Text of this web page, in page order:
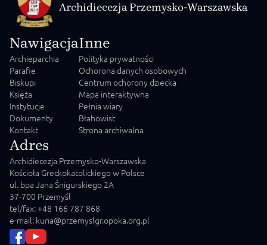
Archidiecezja Przemysko-Warszawska
Nawigacja
Archieparchia
Parafie
Biskupi
Księża
Instytucje
Dokumenty
Kontakt
Inne
Polityka prywatności
Ochorona danych osobowych
Centrum ochorony dziecka
Mapa interaktywna
Pełnia wiary
Błahowist
Strona archiwalna
Adres
Archidiecezja Przemysko-Warszawska
Kościoła Greckokatolickiego w Polsce
ul. bpa Jana Śnigurskiego 2A
37-700 Przemyśl
tel/fax: +48 166 787 868
e-mail: kuria@przemyslgr.opoka.org.pl